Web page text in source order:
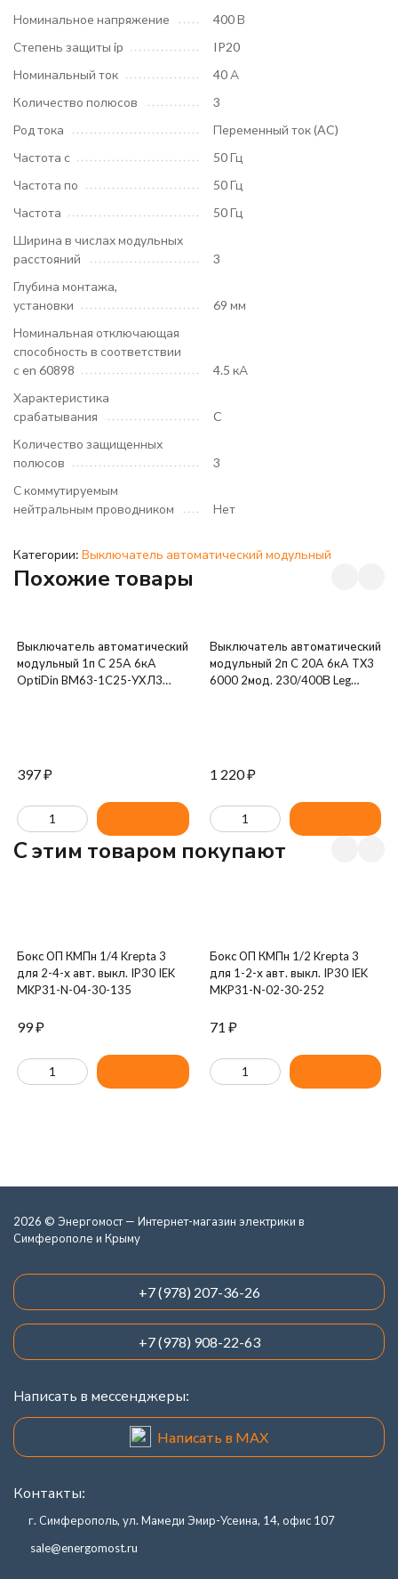
Номинальное напряжение
400 В
Степень защиты ip
IP20
Номинальный ток
40 А
Количество полюсов
3
Род тока
Переменный ток (AC)
Частота с
50 Гц
Частота по
50 Гц
Частота
50 Гц
Ширина в числах модульных
расстояний
3
Глубина монтажа,
установки
69 мм
Номинальная отключающая
способность в соответствии
с en 60898
4.5 кА
Характеристика
срабатывания
C
Количество защищенных
полюсов
3
С коммутируемым
нейтральным проводником
Нет
Категории: Выключатель автоматический модульный
Похожие товары
Выключатель автоматический
модульный 1п C 25А 6кА
OptiDin BM63-1C25-УХЛ3
397₽
Выключатель автоматический
модульный 2п C 20А 6кА TX3
6000 2мод. 230/400В Leg
1 220₽
C этим товаром покупают
Бокс ОП КМПн 1/4 Krepta 3
для 2-4-х авт. выкл. IP30 IEK
MKP31-N-04-30-135
99₽
Бокс ОП КМПн 1/2 Krepta 3
для 1-2-х авт. выкл. IP30 IEK
MKP31-N-02-30-252
71 ₽
2026 © Энергомост — Интернет-магазин электрики в
Симферополе и Крыму
+7 (978) 207-36-26
+7 (978) 908-22-63
Написать в мессенджеры:
Написать в MAX
Контакты:
г. Симферополь, ул. Мамеди Эмир-Усеина, 14, офис 107
sale@energomost.ru